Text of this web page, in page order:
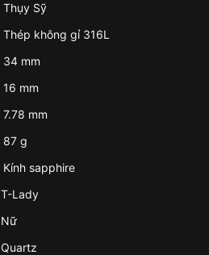
Thụy Sỹ
Thép không gỉ 316L
34 mm
16 mm
7.78 mm
87 g
Kính sapphire
T-Lady
Nữ
Quartz